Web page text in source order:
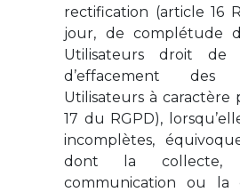
rectification (article 16
jour, de complétude
Utilisateurs droit de
d’effacement des
Utilisateurs à caractère
17 du RGPD),
incomplètes,
dont la collecte,
communication ou la